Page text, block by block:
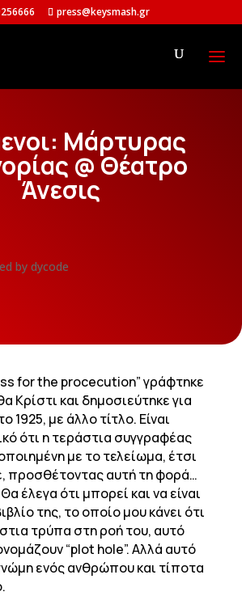
press@keysmash.gr
Μάρτυρας
@ Θέατρο
Άνεσις
for the procecution” γράφτηκε
Κρίστι και δημοσιεύτηκε για
1925, με άλλο τίτλο. Είναι
ότι η τεράστια συγγραφέας
με το τελείωμα, έτσι
προσθέτοντας αυτή τη φορά…
έλεγα ότι μπορεί και να είναι
της, το οποίο μου κάνει ότι
τρύπα στη ροή του, αυτό
“plot hole”. Αλλά αυτό
ενός ανθρώπου και τίποτα